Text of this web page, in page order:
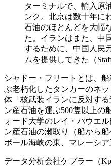
ターミナルで、輸入原
ンク。北京は数十年に
石油のほとんどを大幅
た。イランはまた、中
するために、中国人民
ムを提供してきた（
シャドー・フリートとは、
ぶ老朽化したタンカーのネ
体「核武装イランに反対す
ン産石油を運ぶ500隻以上の
ォード大学のレイ・パウエ
ン産石油の瀬取り（船から
ポール海峡の東、マレーシア
データ分析会社ケプラー（